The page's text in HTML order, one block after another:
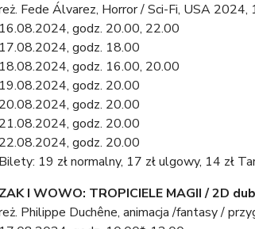
Fede Álvarez, Horror / Sci-Fi, USA
16.08.2024, godz. 20.00, 22.00
17.08.2024, godz. 18.00
18.08.2024, godz. 16.00, 20.00
19.08.2024, godz. 20.00
20.08.2024, godz. 20.00
21.08.2024, godz. 20.00
22.08.2024, godz. 20.00
Bilety: 19 zł normalny, 17 zł ulgowy, 14 zł
ZAK I WOWO: TROPICIELE MAGII / 2D
Philippe Duchêne, animacja /fantasy /